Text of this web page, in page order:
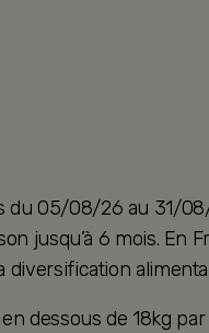
05/08/26 au 31/
jusqu’à 6 mois.
diversification
dessous de 18kg